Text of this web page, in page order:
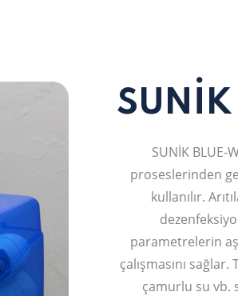
SUNİK
SUNİK BLUE-
proseslerinden
kullanılır.
parametrelerin
çalışmasını
çamurlu su vb.